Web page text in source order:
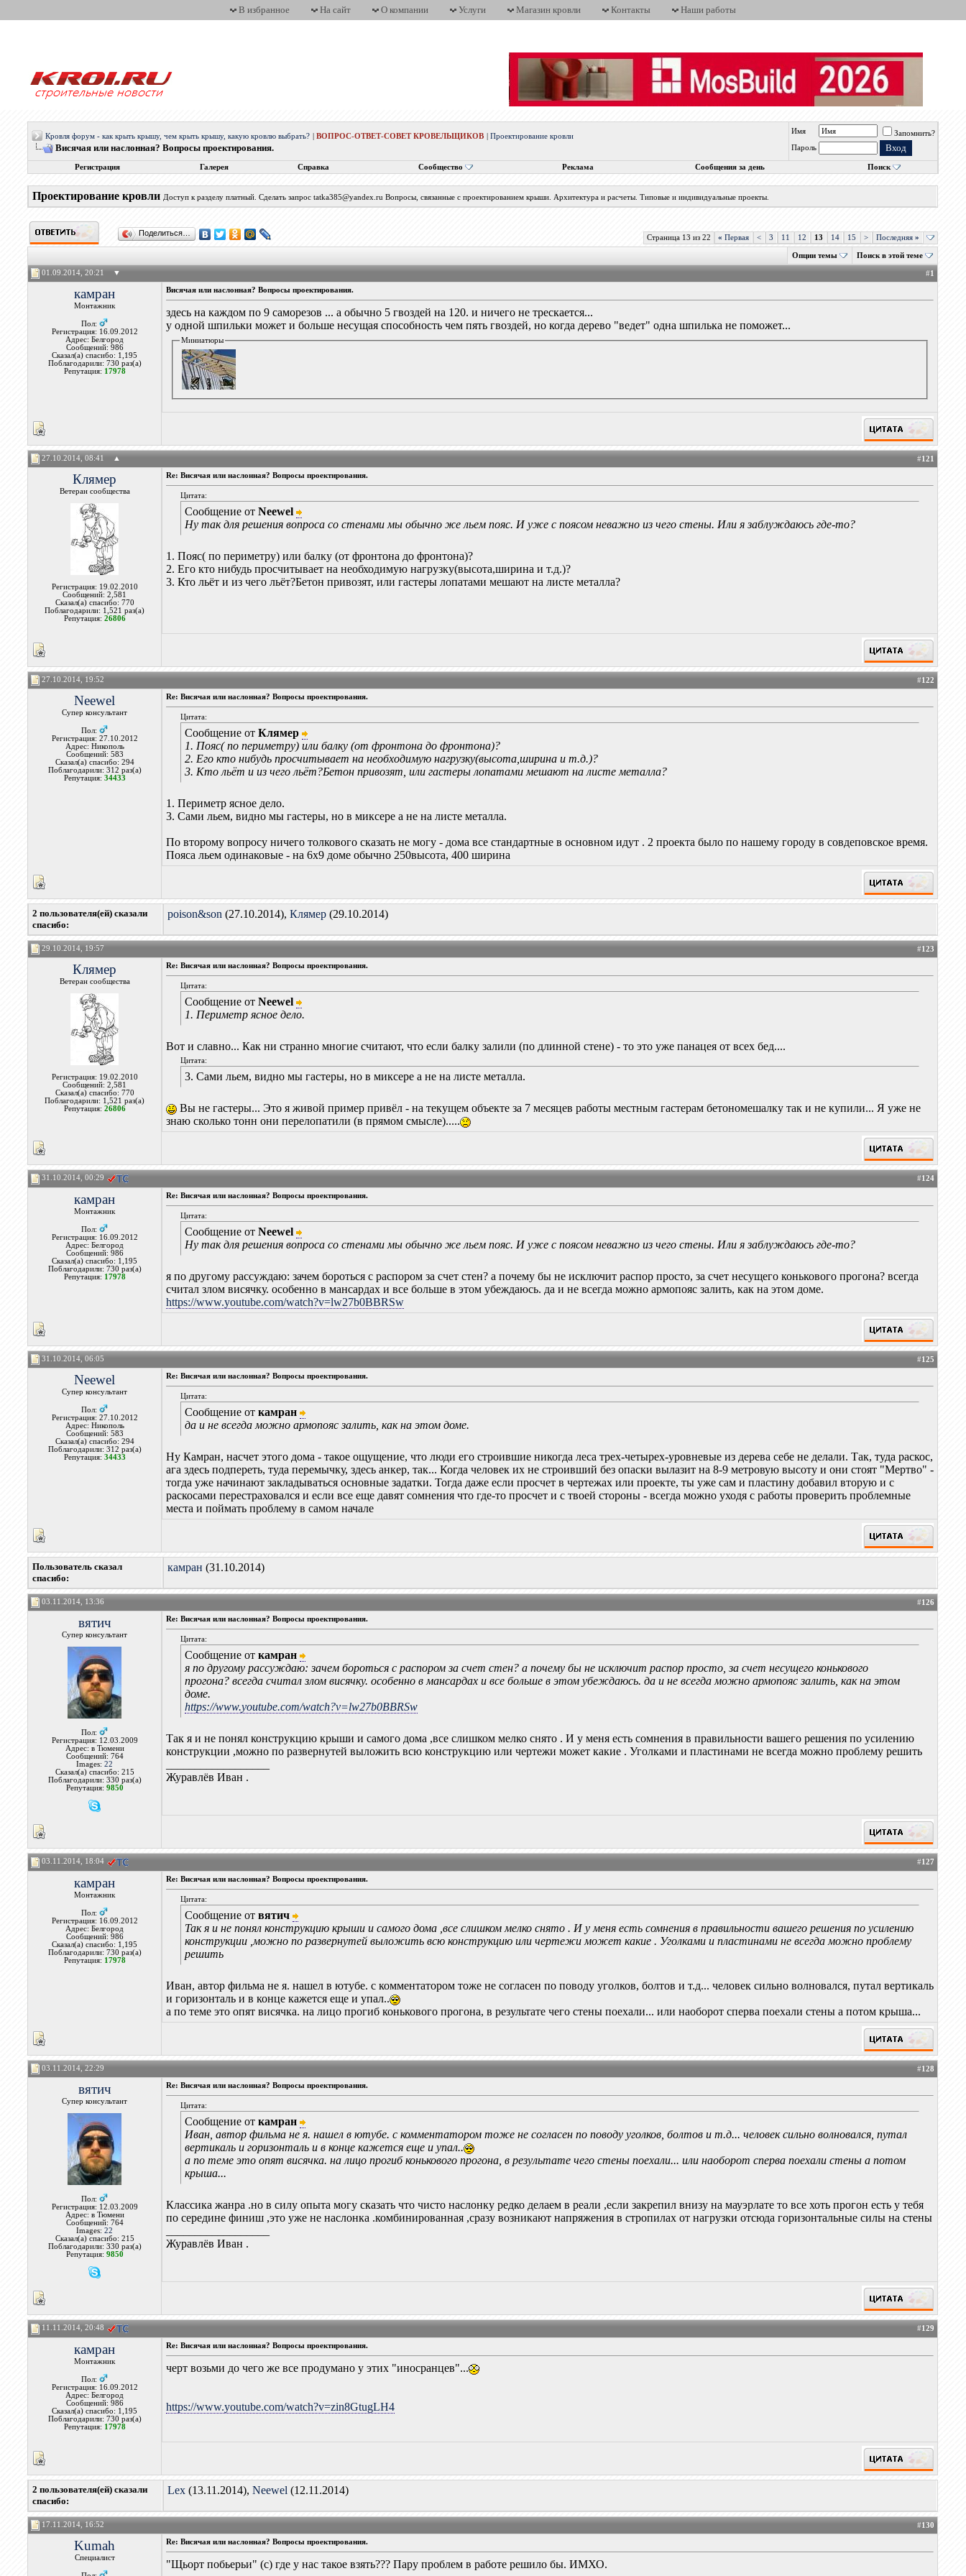
В избранное На сайт О компании Услуги Магазин кровли Контакты Наши работы
Кровля форум - как крыть крышу, чем крыть крышу, какую кровлю выбрать? |ВОПРОС-ОТВЕТ-СОВЕТ КРОВЕЛЬЩИКОВ |Проектирование кровли
Висячая или наслонная? Вопросы проектирования.
Имя
Запомнить?
Пароль
Регистрация Галерея Справка Сообщество Реклама Сообщения за день Поиск
Проектирование кровли Доступ к разделу платный. Сделать запрос tatka385@yandex.ru Вопросы, связанные с проектированием крыши. Архитектура и расчеты. Типовые и индивидуальные проекты.
Поделиться…
Страница 13 из 22 « Первая < 3 11 12 13 14 15 > Последняя»
Опции темы Поиск в этой теме
01.09.2014, 20:21 ▼ #1
камран
Монтажник
Пол:
Регистрация: 16.09.2012
Адрес: Белгород
Сообщений: 986
Сказал(а) спасибо: 1,195
Поблагодарили: 730 раз(а)
Репутация: 17978
Висячая или наслонная? Вопросы проектирования.
здесь на каждом по 9 саморезов ... а обычно 5 гвоздей на 120. и ничего не трескается...
у одной шпильки может и больше несущая способность чем пять гвоздей, но когда дерево "ведет" одна шпилька не поможет...
Миниатюры
27.10.2014, 08:41 ▲ #121
Клямер
Ветеран сообщества
Регистрация: 19.02.2010
Сообщений: 2,581
Сказал(а) спасибо: 770
Поблагодарили: 1,521 раз(а)
Репутация: 26806
Re: Висячая или наслонная? Вопросы проектирования.
Цитата:
Сообщение отNeewel
Ну так для решения вопроса со стенами мы обычно же льем пояс. И уже с поясом неважно из чего стены. Или я заблуждаюсь где-то?
1. Пояс( по периметру) или балку (от фронтона до фронтона)?
2. Его кто нибудь просчитывает на необходимую нагрузку(высота,ширина и т.д.)?
3. Кто льёт и из чего льёт?Бетон привозят, или гастеры лопатами мешают на листе металла?
27.10.2014, 19:52 #122
Neewel
Супер консультант
Пол:
Регистрация: 27.10.2012
Адрес: Никополь
Сообщений: 583
Сказал(а) спасибо: 294
Поблагодарили: 312 раз(а)
Репутация: 34433
Re: Висячая или наслонная? Вопросы проектирования.
Цитата:
Сообщение отКлямер
1. Пояс( по периметру) или балку (от фронтона до фронтона)?
2. Его кто нибудь просчитывает на необходимую нагрузку(высота,ширина и т.д.)?
3. Кто льёт и из чего льёт?Бетон привозят, или гастеры лопатами мешают на листе металла?
1. Периметр ясное дело.
3. Сами льем, видно мы гастеры, но в миксере а не на листе металла.
По второму вопросу ничего толкового сказать не могу - дома все стандартные в основном идут . 2 проекта было по нашему городу в совдеповское время.
Пояса льем одинаковые - на 6х9 доме обычно 250высота, 400 ширина
2 пользователя(ей) сказали
cпасибо:
poison&son (27.10.2014),Клямер (29.10.2014)
29.10.2014, 19:57 #123
Клямер
Ветеран сообщества
Регистрация: 19.02.2010
Сообщений: 2,581
Сказал(а) спасибо: 770
Поблагодарили: 1,521 раз(а)
Репутация: 26806
Re: Висячая или наслонная? Вопросы проектирования.
Цитата:
Сообщение отNeewel
1. Периметр ясное дело.
Вот и славно... Как ни странно многие считают, что если балку залили (по длинной стене) - то это уже панацея от всех бед....
Цитата:
3. Сами льем, видно мы гастеры, но в миксере а не на листе металла.
Вы не гастеры... Это я живой пример привёл - на текущем объекте за 7 месяцев работы местным гастерам бетономешалку так и не купили... Я уже не
знаю сколько тонн они перелопатили (в прямом смысле).....
31.10.2014, 00:29 #124
камран
Монтажник
Пол:
Регистрация: 16.09.2012
Адрес: Белгород
Сообщений: 986
Сказал(а) спасибо: 1,195
Поблагодарили: 730 раз(а)
Репутация: 17978
Re: Висячая или наслонная? Вопросы проектирования.
Цитата:
Сообщение отNeewel
Ну так для решения вопроса со стенами мы обычно же льем пояс. И уже с поясом неважно из чего стены. Или я заблуждаюсь где-то?
я по другому рассуждаю: зачем бороться с распором за счет стен? а почему бы не исключит распор просто, за счет несущего конькового прогона? всегда
считал злом висячку. особенно в мансардах и все больше в этом убеждаюсь. да и не всегда можно армопояс залить, как на этом доме.
https://www.youtube.com/watch?v=lw27b0BBRSw
31.10.2014, 06:05 #125
Neewel
Супер консультант
Пол:
Регистрация: 27.10.2012
Адрес: Никополь
Сообщений: 583
Сказал(а) спасибо: 294
Поблагодарили: 312 раз(а)
Репутация: 34433
Re: Висячая или наслонная? Вопросы проектирования.
Цитата:
Сообщение откамран
да и не всегда можно армопояс залить, как на этом доме.
Ну Камран, насчет этого дома - такое ощущение, что люди его строившие никогда леса трех-четырех-уровневые из дерева себе не делали. Так, туда раскос,
ага здесь подпереть, туда перемычку, здесь анкер, так... Когда человек их не строивший без опаски вылазит на 8-9 метровую высоту и они стоят "Мертво" -
тогда уже начинают закладываться основные задатки. Тогда даже если просчет в чертежах или проекте, ты уже сам и пластину добавил вторую и с
раскосами перестраховался и если все еще давят сомнения что где-то просчет и с твоей стороны - всегда можно уходя с работы проверить проблемные
места и поймать проблему в самом начале
Пользователь сказал
cпасибо:
камран (31.10.2014)
03.11.2014, 13:36 #126
вятич
Супер консультант
Пол:
Регистрация: 12.03.2009
Адрес: в Тюмени
Сообщений: 764
Images:22
Сказал(а) спасибо: 215
Поблагодарили: 330 раз(а)
Репутация: 9850
Re: Висячая или наслонная? Вопросы проектирования.
Цитата:
Сообщение откамран
я по другому рассуждаю: зачем бороться с распором за счет стен? а почему бы не исключит распор просто, за счет несущего конькового
прогона? всегда считал злом висячку. особенно в мансардах и все больше в этом убеждаюсь. да и не всегда можно армопояс залить, как на этом
доме.
https://www.youtube.com/watch?v=lw27b0BBRSw
Так я и не понял конструкцию крыши и самого дома ,все слишком мелко снято . И у меня есть сомнения в правильности вашего решения по усилению
конструкции ,можно по развернутей выложить всю конструкцию или чертежи может какие . Уголками и пластинами не всегда можно проблему решить
Журавлёв Иван .
03.11.2014, 18:04 #127
камран
Монтажник
Пол:
Регистрация: 16.09.2012
Адрес: Белгород
Сообщений: 986
Сказал(а) спасибо: 1,195
Поблагодарили: 730 раз(а)
Репутация: 17978
Re: Висячая или наслонная? Вопросы проектирования.
Цитата:
Сообщение отвятич
Так я и не понял конструкцию крыши и самого дома ,все слишком мелко снято . И у меня есть сомнения в правильности вашего решения по усилению
конструкции ,можно по развернутей выложить всю конструкцию или чертежи может какие . Уголками и пластинами не всегда можно проблему
решить
Иван, автор фильма не я. нашел в ютубе. с комментатором тоже не согласен по поводу уголков, болтов и т.д... человек сильно волновался, путал вертикаль
и горизонталь и в конце кажется еще и упал..
а по теме это опят висячка. на лицо прогиб конькового прогона, в результате чего стены поехали... или наоборот сперва поехали стены а потом крыша...
03.11.2014, 22:29 #128
вятич
Супер консультант
Пол:
Регистрация: 12.03.2009
Адрес: в Тюмени
Сообщений: 764
Images:22
Сказал(а) спасибо: 215
Поблагодарили: 330 раз(а)
Репутация: 9850
Re: Висячая или наслонная? Вопросы проектирования.
Цитата:
Сообщение откамран
Иван, автор фильма не я. нашел в ютубе. с комментатором тоже не согласен по поводу уголков, болтов и т.д... человек сильно волновался, путал
вертикаль и горизонталь и в конце кажется еще и упал..
а по теме это опят висячка. на лицо прогиб конькового прогона, в результате чего стены поехали... или наоборот сперва поехали стены а потом
крыша...
Классика жанра .но в силу опыта могу сказать что чисто наслонку редко делаем в реали ,если закрепил внизу на мауэрлате то все хоть прогон есть у тебя
по середине финиш ,это уже не наслонка .комбинированная ,сразу возникают напряжения в стропилах от нагрузки отсюда горизонтальные силы на стены
Журавлёв Иван .
11.11.2014, 20:48 #129
камран
Монтажник
Пол:
Регистрация: 16.09.2012
Адрес: Белгород
Сообщений: 986
Сказал(а) спасибо: 1,195
Поблагодарили: 730 раз(а)
Репутация: 17978
Re: Висячая или наслонная? Вопросы проектирования.
черт возьми до чего же все продумано у этих "иносранцев"...
https://www.youtube.com/watch?v=zin8GtugLH4
2 пользователя(ей) сказали
cпасибо:
Lex (13.11.2014),Neewel (12.11.2014)
17.11.2014, 16:52 #130
Kumah
Специалист
Re: Висячая или наслонная? Вопросы проектирования.
"Щьорт побьерьи" (с) где у нас такое взять??? Пару проблем в работе решило бы. ИМХО.